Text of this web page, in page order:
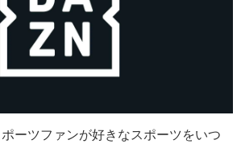
ポーツファンが好きなスポーツをいつ